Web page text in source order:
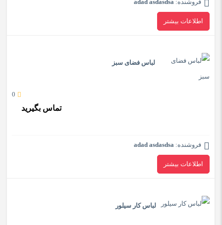
فروشنده: adad asdasdsa
اطلاعات بیشتر
لباس فضای سبز
0
تماس بگیرید
فروشنده: adad asdasdsa
اطلاعات بیشتر
لباس کار سیلور